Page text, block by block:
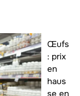
Œufs
: prix
en
haus
se en